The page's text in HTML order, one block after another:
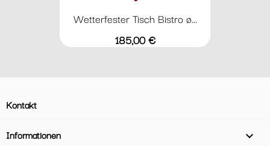
Wetterfester Tisch Bistro ø...
Preis
185,00 €
Kontakt
Informationen 